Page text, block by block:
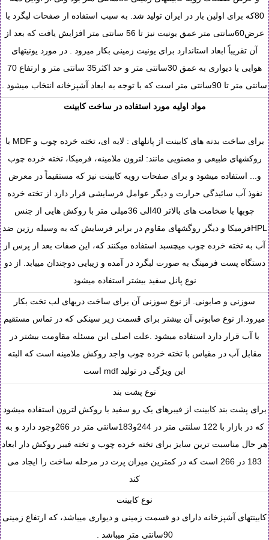
80که برای اولین بار در ایران تولید شد. به سبب استفاده ار صفحات لبگرد با
عرض60سانتی متر عمق یونیت نیز تا 56 سانتی متر افزایش یافت که بعد از
آن تقریباً ابعاد استاندارد برای یونیت زمینی بکار میرود . در مورد یونیتهای
هوایی یا دیواری به عمق 30سانتی متر و حد اکثر35 سانتی متر و ارتفاع 70
سانتی متر تا 90سانتی متر است که با توجه به ابعاد آشپزخانه انتخاب میشود .
مواد اولیه مورد استفاده در ساخت کابینت
برای ساخت بدنه های کابینت از پانلهای : لایه ای، تخته خرده چوب و MDF با
روکشهای طبیعی و مصنویی مانند: لترون ملامینه، فرمیکا، تخته خرده چوب
و... استفاده میشود و برای صفحات رویه کابینت نیز که مستقیماً در معرض
نفوذ آب سائیدگی حرارت و دیگر عوامل فرسایشی قرار دارد از تخته خرده
چوبها با ضخامت های بالاتر 40الی 36میلی متر با روکش هایی از جنس
HPLفرمیکا و دیگر روگشهای مقاوم در برابر فرسایش که به وسیله رزین ضد
آب به تخته خرده چوب میچسبد استفاده میکنند که، این صفات بعد از پرس از
دستگاه پست فرمینگ به صورت لبگرد در آمده و زیبایی دوچندان مییابد. از دو
نوع پانل سفید بیشتر استفاده میشود
سوزنی و صابونی. از نوع سوزنی آن برای ساخت دربهای لب تخت بکار
میرود.از نوع صابونی آن بیشتر برای قسمت زیر سینکی که در تماس مستقیم
با آب قرار دارد استفاده میشود .علت اصلی این مسئله مقاومت بیشتر در
مقابل آب در مقیاس با تخته خرده چوب واجد روکش ملامینه است که البته
این ویژگی در تولید mdf است
نوع پشت بند
برای پشت بند کابینت از فیبرهای یک رو سفید با روکش لترون استفاده میشود
که در بازار با 122 سلنتی متر در 244و183سانتی متر در 266وجود دارد و به
هر حال مناسبت ترین سایز برای تخته خرده چوب و تخته فیبر روکش دار ابعاد
183 در 266 است که در کمترین میزان پرت در مرحله ساخت را ایجاد می
کند
نوع کابینت
کابینتهای آشپزخانه دارای دو قسمت زمینی و دیواری میباشد، که ارتفاع زمینی
90سانتی متر میباشد .